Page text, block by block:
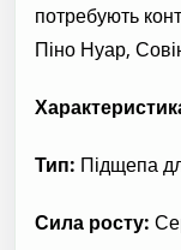
потребують
Піно Нуар,
Тип: Підщепа
Сила росту: